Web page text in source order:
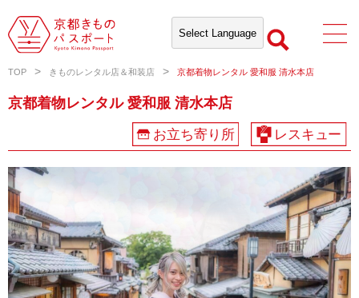
TOP きものレンタル店＆和装店 京都着物レンタル 愛和服 清水本店
京都着物レンタル 愛和服 清水本店